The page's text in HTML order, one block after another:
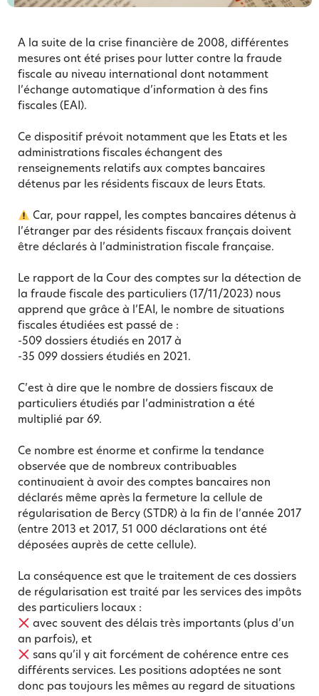
A la suite de la crise financière de 2008, différentes
mesures ont été prises pour lutter contre la fraude
fiscale au niveau international dont notamment
l’échange automatique d’information à des fins
fiscales (EAI).
Ce dispositif prévoit notamment que les Etats et les
administrations fiscales échangent des
renseignements relatifs aux comptes bancaires
détenus par les résidents fiscaux de leurs Etats.
Car, pour rappel, les comptes bancaires détenus à
l’étranger par des résidents fiscaux français doivent
être déclarés à l’administration fiscale française.
Le rapport de la Cour des comptes sur la détection de
la fraude fiscale des particuliers (17/11/2023) nous
apprend que grâce à l’EAI, le nombre de situations
fiscales étudiées est passé de :
-509 dossiers étudiés en 2017 à
-35 099 dossiers étudiés en 2021.
C’est à dire que le nombre de dossiers fiscaux de
particuliers étudiés par l’administration a été
multiplié par 69.
Ce nombre est énorme et confirme la tendance
observée que de nombreux contribuables
continuaient à avoir des comptes bancaires non
déclarés même après la fermeture la cellule de
régularisation de Bercy (STDR) à la fin de l’année 2017
(entre 2013 et 2017, 51 000 déclarations ont été
déposées auprès de cette cellule).
La conséquence est que le traitement de ces dossiers
de régularisation est traité par les services des impôts
des particuliers locaux :
avec souvent des délais très importants (plus d’un
an parfois), et
sans qu’il y ait forcément de cohérence entre ces
différents services. Les positions adoptées ne sont
donc pas toujours les mêmes au regard de situations